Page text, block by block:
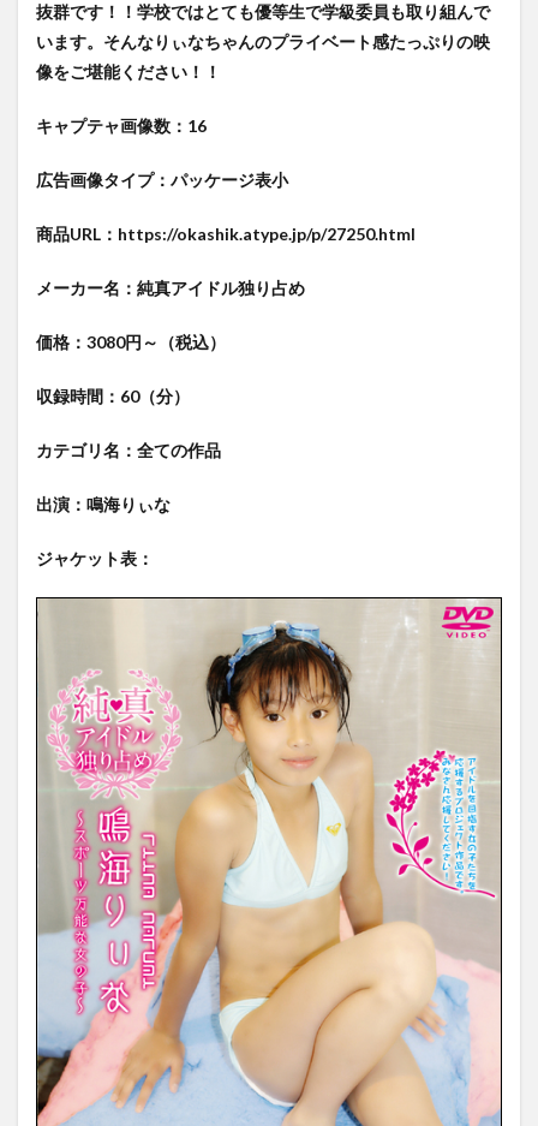
抜群です！！学校ではとても優等生で学級委員も取り組んで
います。そんなりぃなちゃんのプライベート感たっぷりの映
像をご堪能ください！！
キャプテャ画像数：16
広告画像タイプ：パッケージ表小
商品URL：https://okashik.atype.jp/p/27250.html
メーカー名：純真アイドル独り占め
価格：3080円～（税込）
収録時間：60（分）
カテゴリ名：全ての作品
出演：鳴海りぃな
ジャケット表：